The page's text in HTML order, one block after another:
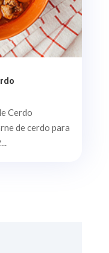
Cerdo
de cerdo para